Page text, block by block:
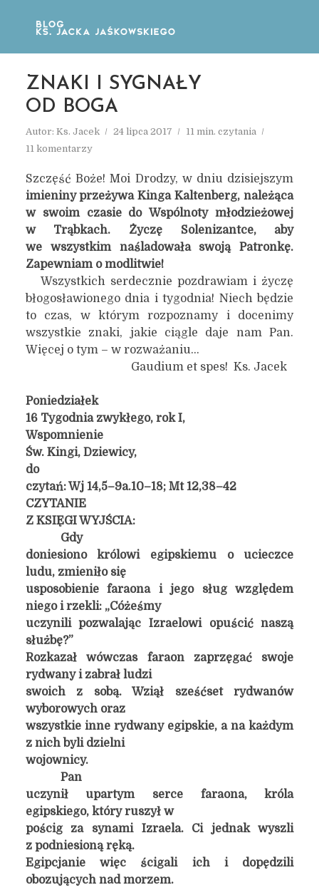
ZNAKI I SYGNAŁY
OD BOGA
Autor: Ks. Jacek 24 lipca 2017
11 min. czytania
11 komentarzy
Szczęść Boże! Moi Drodzy, w dniu dzisiejszym
imieniny przeżywa Kinga Kaltenberg, należąca
w swoim czasie do Wspólnoty młodzieżowej
w Trąbkach. Życzę Solenizantce, aby
we wszystkim naśladowała swoją Patronkę.
Zapewniam o modlitwie!
Wszystkich serdecznie pozdrawiam i życzę
błogosławionego dnia i tygodnia! Niech będzie
to czas, w którym rozpoznamy i docenimy
wszystkie znaki, jakie ciągle daje nam Pan.
Więcej o tym – w rozważaniu…
Gaudium et spes! Ks. Jacek
Poniedziałek
16 Tygodnia zwykłego, rok I,
Wspomnienie
Św. Kingi, Dziewicy,
do
czytań: Wj 14,5–9a.10–18; Mt 12,38–42
CZYTANIE
Z KSIĘGI WYJŚCIA:
Gdy
doniesiono królowi egipskiemu o ucieczce
ludu, zmieniło się
usposobienie faraona i jego sług względem
niego i rzekli: „Cóżeśmy
uczynili pozwalając Izraelowi opuścić naszą
służbę?”
Rozkazał wówczas faraon zaprzęgać swoje
rydwany i zabrał ludzi
swoich z sobą. Wziął sześćset rydwanów
wyborowych oraz
wszystkie inne rydwany egipskie, a na każdym
z nich byli dzielni
wojownicy.
Pan
uczynił upartym serce faraona, króla
egipskiego, który ruszył w
pościg za synami Izraela. Ci jednak wyszli
z podniesioną ręką.
Egipcjanie więc ścigali ich i dopędzili
obozujących nad morzem.